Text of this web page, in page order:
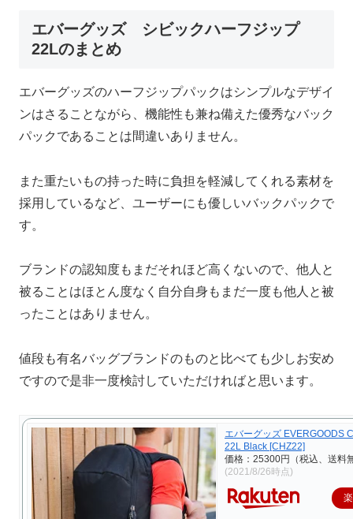
エバーグッズ シビックハーフジップ
22Lのまとめ
エバーグッズのハーフジップパックはシンプルなデザイ
ンはさることながら、機能性も兼ね備えた優秀なバック
パックであることは間違いありません。
また重たいもの持った時に負担を軽減してくれる素材を
採用しているなど、ユーザーにも優しいバックパックで
す。
ブランドの認知度もまだそれほど高くないので、他人と
被ることはほとん度なく自分自身もまだ一度も他人と被
ったことはありません。
値段も有名バッグブランドのものと比べても少しお安め
ですので是非一度検討していただければと思います。
エバーグッズ EVERGOODS
22L Black [CHZ22]
価格：25300円（税込、送料
(2021/8/26時点)